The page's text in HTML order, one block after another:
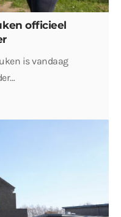
officieel
is vandaag